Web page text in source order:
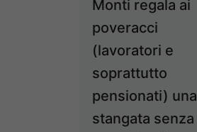
Monti regala ai
poveracci
(lavoratori e
soprattutto
pensionati) una
stangata senza